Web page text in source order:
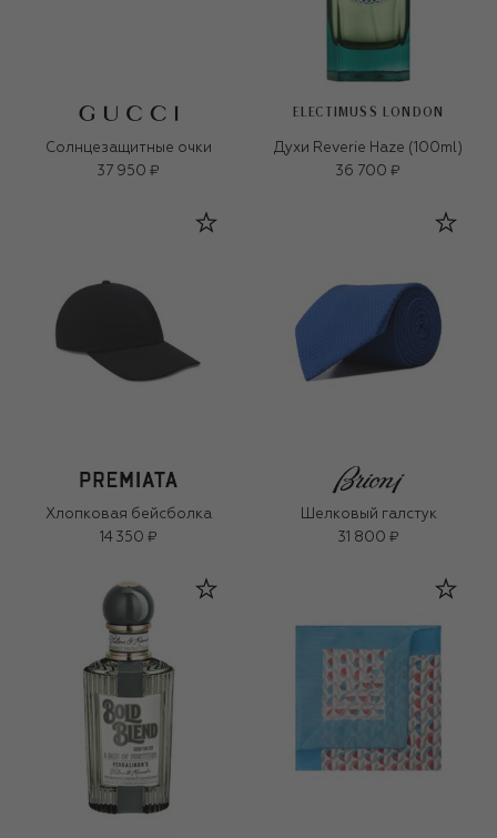
Солнцезащитные очки
37 950 ₽
ELECTIMUSS LONDON
Духи Reverie Haze (100ml)
36 700 ₽
Хлопковая бейсболка
14 350 ₽
Шелковый галстук
31 800 ₽